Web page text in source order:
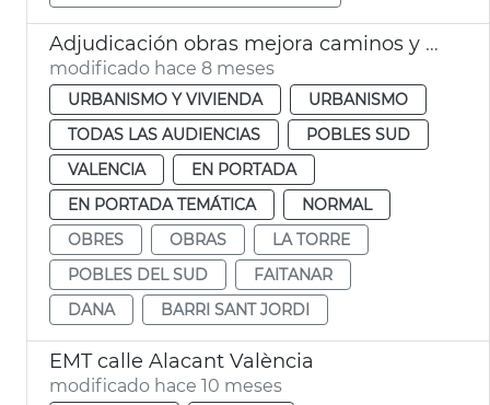
Adjudicación obras mejora caminos y calles afectadas dana la Torre
modificado hace 8 meses
URBANISMO Y VIVIENDA
URBANISMO
TODAS LAS AUDIENCIAS
POBLES SUD
VALENCIA
EN PORTADA
EN PORTADA TEMÁTICA
NORMAL
OBRES
OBRAS
LA TORRE
POBLES DEL SUD
FAITANAR
DANA
BARRI SANT JORDI
EMT calle Alacant València
modificado hace 10 meses